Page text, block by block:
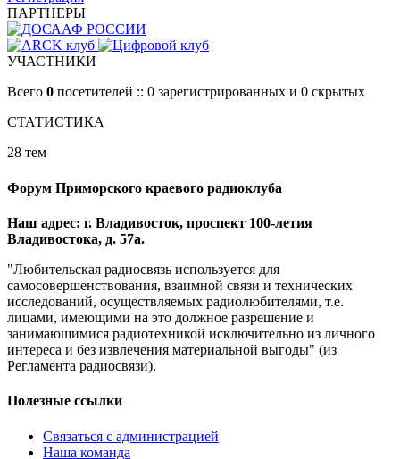
ПАРТНЕРЫ
УЧАСТНИКИ
Всего 0 посетителей :: 0 зарегистрированных и 0 скрытых
СТАТИСТИКА
28 тем
Форум Приморского краевого радиоклуба
Наш адрес: г. Владивосток, проспект 100-летия
Владивостока, д. 57а.
"Любительская радиосвязь используется для
самосовершенствования, взаимной связи и технических
исследований, осуществляемых радиолюбителями, т.е.
лицами, имеющими на это должное разрешение и
занимающимися радиотехникой исключительно из личного
интереса и без извлечения материальной выгоды" (из
Регламента радиосвязи).
Полезные ссылки
Связаться с администрацией
Наша команда